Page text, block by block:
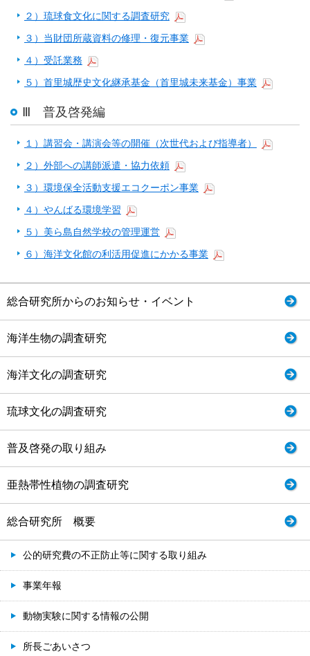
２）琉球食文化に関する調査研究
３）当財団所蔵資料の修理・復元事業
４）受託業務
５）首里城歴史文化継承基金（首里城未来基金）事業
Ⅲ 普及啓発編
１）講習会・講演会等の開催（次世代および指導者）
２）外部への講師派遣・協力依頼
３）環境保全活動支援エコクーポン事業
４）やんばる環境学習
５）美ら島自然学校の管理運営
６）海洋文化館の利活用促進にかかる事業
総合研究所からのお知らせ・イベント
海洋生物の調査研究
海洋文化の調査研究
琉球文化の調査研究
普及啓発の取り組み
亜熱帯性植物の調査研究
総合研究所 概要
公的研究費の不正防止等に関する取り組み
事業年報
動物実験に関する情報の公開
所長ごあいさつ